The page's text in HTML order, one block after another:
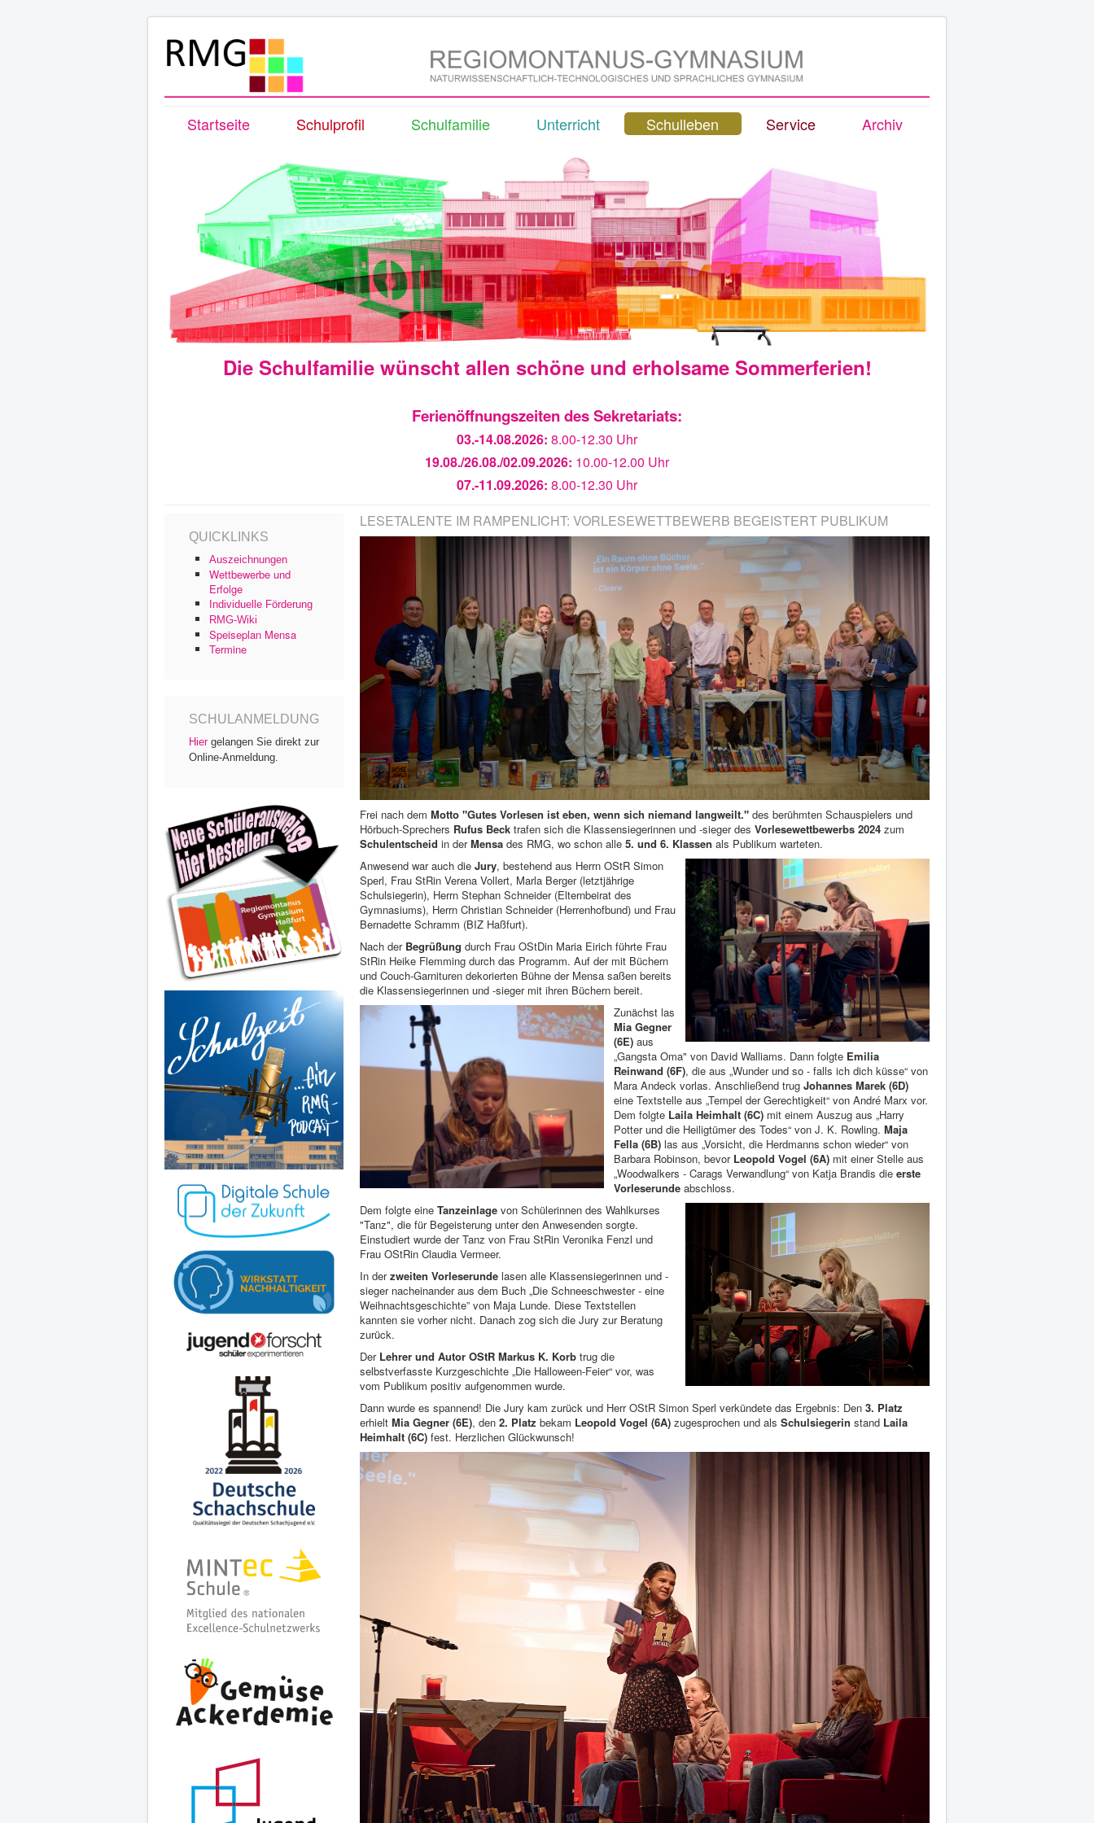
Startseite Schulprofil Schulfamilie Unterricht Schulleben Service Archiv
Die Schulfamilie wünscht allen schöne und erholsame Sommerferien!
Ferienöffnungszeiten des Sekretariats:
03.-14.08.2026: 8.00-12.30 Uhr
19.08./26.08./02.09.2026: 10.00-12.00 Uhr
07.-11.09.2026: 8.00-12.30 Uhr
QUICKLINKS
Auszeichnungen
Wettbewerbe und
Erfolge
Individuelle Förderung
RMG-Wiki
Speiseplan Mensa
Termine
SCHULANMELDUNG
Hiergelangen Sie direkt zur
Online-Anmeldung.
LESETALENTE IM RAMPENLICHT: VORLESEWETTBEWERB BEGEISTERT PUBLIKUM
Frei nach dem Motto "Gutes Vorlesen ist eben, wenn sich niemand langweilt." des berühmten Schauspielers und
Hörbuch-Sprechers Rufus Beck trafen sich die Klassensiegerinnen und -sieger des Vorlesewettbewerbs 2024 zum
Schulentscheid in derMensa des RMG, wo schon alle 5. und 6. Klassen als Publikum warteten.
Anwesend war auch die Jury, bestehend aus Herrn OStR Simon
Sperl, Frau StRin Verena Vollert, Marla Berger (letztjährige
Schulsiegerin), Herrn Stephan Schneider (Elternbeirat des
Gymnasiums), Herrn Christian Schneider (Herrenhofbund) und Frau
Bernadette Schramm (BIZ Haßfurt).
Nach der Begrüßung durch Frau OStDin Maria Eirich führte Frau
StRin Heike Flemming durch das Programm. Auf der mit Büchern
und Couch-Garnituren dekorierten Bühne der Mensa saßen bereits
die Klassensiegerinnen und -sieger mit ihren Büchern bereit.
Zunächst las
Mia Gegner
(6E) aus
„Gangsta Oma" von David Walliams. Dann folgte Emilia
Reinwand (6F), die aus „Wunder und so - falls ich dich küsse“ von
Mara Andeck vorlas. Anschließend trug Johannes Marek (6D)
eine Textstelle aus „Tempel der Gerechtigkeit“ von André Marx vor.
Dem folgte Laila Heimhalt (6C) mit einem Auszug aus „Harry
Potter und die Heiligtümer des Todes“ von J. K. Rowling. Maja
Fella (6B) las aus „Vorsicht, die Herdmanns schon wieder“ von
Barbara Robinson, bevor Leopold Vogel (6A) mit einer Stelle aus
„Woodwalkers - Carags Verwandlung“ von Katja Brandis die erste
Vorleserunde abschloss.
Dem folgte eine Tanzeinlage von Schülerinnen des Wahlkurses
"Tanz", die für Begeisterung unter den Anwesenden sorgte.
Einstudiert wurde der Tanz von Frau StRin Veronika Fenzl und
Frau OStRin Claudia Vermeer.
In derzweiten Vorleserunde lasen alle Klassensiegerinnen und -
sieger nacheinander aus dem Buch „Die Schneeschwester - eine
Weihnachtsgeschichte” von Maja Lunde. Diese Textstellen
kannten sie vorher nicht. Danach zog sich die Jury zur Beratung
zurück.
Der Lehrer und Autor OStR Markus K. Korb trug die
selbstverfasste Kurzgeschichte „Die Halloween-Feier“ vor, was
vom Publikum positiv aufgenommen wurde.
Dann wurde es spannend! Die Jury kam zurück und Herr OStR Simon Sperl verkündete das Ergebnis: Den 3. Platz
erhielt Mia Gegner (6E), den 2. Platz bekam Leopold Vogel (6A) zugesprochen und als Schulsiegerin stand Laila
Heimhalt (6C) fest. Herzlichen Glückwunsch!